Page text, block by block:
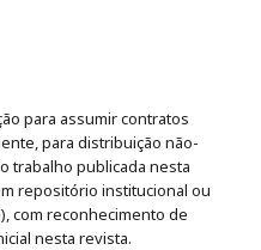
para assumir contratos
para distribuição não-
trabalho publicada nesta
repositório institucional ou
com reconhecimento de
nesta revista.